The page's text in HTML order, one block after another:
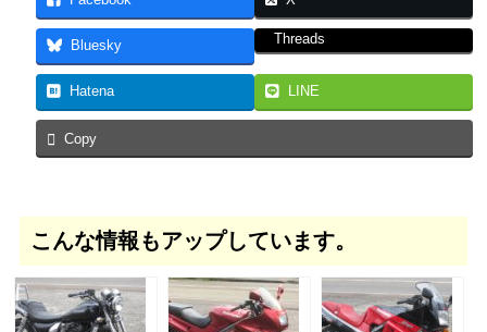
Bluesky Threads
Hatena LINE
Copy
こんな情報もアップしています。